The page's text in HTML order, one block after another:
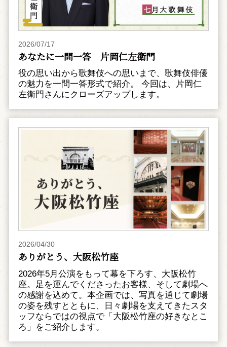
2026/07/17
あなたに一問一答 片岡仁左衛門
役の思い出から歌舞伎への思いまで、歌舞伎俳優
の魅力を一問一答形式で紹介。 今回は、片岡仁
左衛門さんにクローズアップします。
2026/04/30
ありがとう、大阪松竹座
2026年5月公演をもって幕を下ろす、大阪松竹
座。足を運んでくださったお客様、そして劇場へ
の感謝を込めて。本企画では、写真を通じて劇場
の姿を残すとともに、日々劇場を支えてきたスタ
ッフならではの視点で「大阪松竹座の好きなとこ
ろ」をご紹介します。